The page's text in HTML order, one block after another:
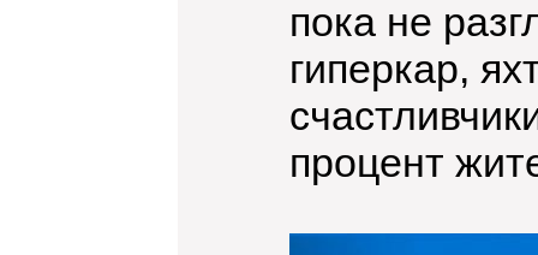
пока не
гиперкар,
процент